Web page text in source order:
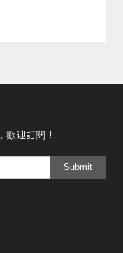
迎訂閱！
Submit